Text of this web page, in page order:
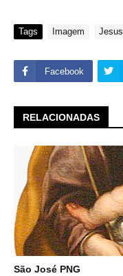
Tags Imagem Jesus
Facebook
RELACIONADAS
São José PNG